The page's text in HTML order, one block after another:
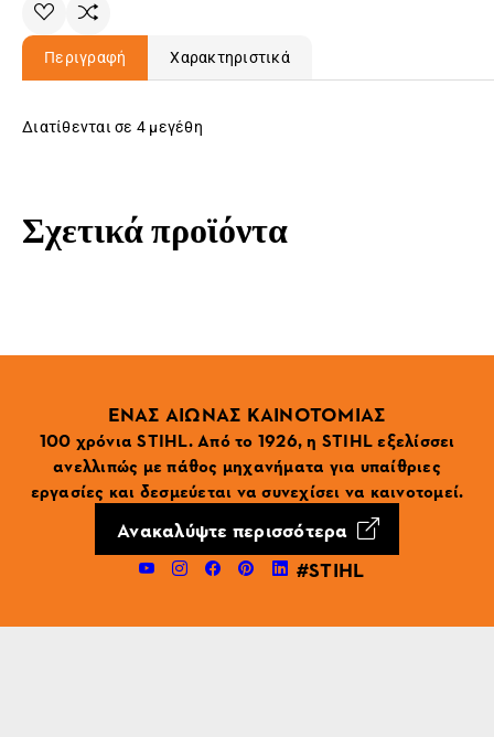
Περιγραφή Χαρακτηριστικά
Διατίθενται σε 4 μεγέθη
Σχετικά προϊόντα
ΕΝΑΣ ΑΙΩΝΑΣ ΚΑΙΝΟΤΟΜΙΑΣ
100 χρόνια STIHL. Από το 1926, η STIHL εξελίσσει
ανελλιπώς με πάθος μηχανήματα για υπαίθριες
εργασίες και δεσμεύεται να συνεχίσει να καινοτομεί.
Ανακαλύψτε περισσότερα
#STIHL